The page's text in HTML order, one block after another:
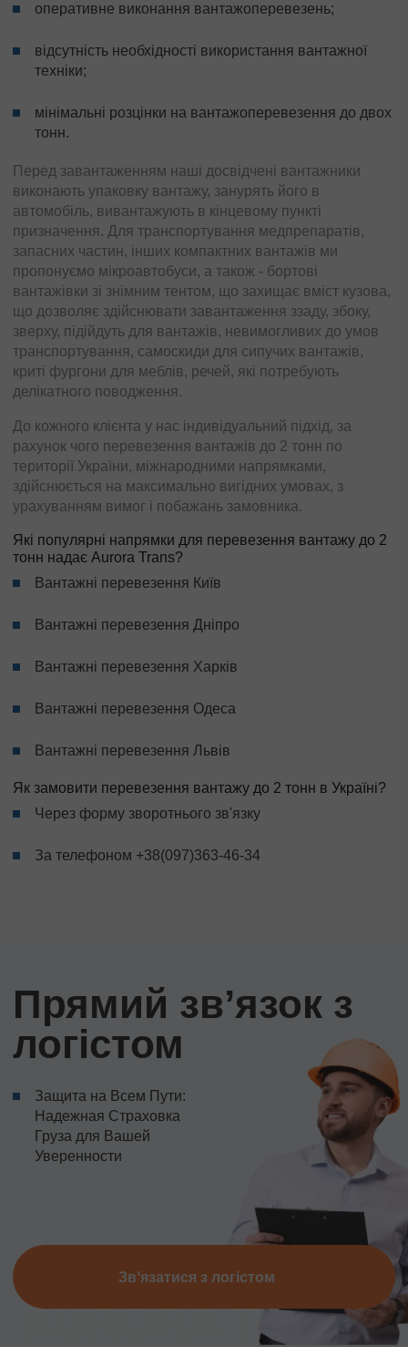
оперативне виконання вантажоперевезень;
відсутність необхідності використання вантажної
техніки;
мінімальні розцінки на вантажоперевезення до двох
тонн.
Перед завантаженням наші досвідчені вантажники
виконають упаковку вантажу, занурять його в
автомобіль, вивантажують в кінцевому пункті
призначення. Для транспортування медпрепаратів,
запасних частин, інших компактних вантажів ми
пропонуємо мікроавтобуси, а також - бортові
вантажівки зі знімним тентом, що захищає вміст кузова,
що дозволяє здійснювати завантаження ззаду, збоку,
зверху, підійдуть для вантажів, невимогливих до умов
транспортування, самоскиди для сипучих вантажів,
криті фургони для меблів, речей, які потребують
делікатного поводження.
До кожного клієнта у нас індивідуальний підхід, за
рахунок чого перевезення вантажів до 2 тонн по
території України, міжнародними напрямками,
здійснюється на максимально вигідних умовах, з
урахуванням вимог і побажань замовника.
Які популярні напрямки для перевезення вантажу до 2
тонн надає Aurora Trans?
Вантажні перевезення Київ
Вантажні перевезення Дніпро
Вантажні перевезення Харків
Вантажні перевезення Одеса
Вантажні перевезення Львів
Як замовити перевезення вантажу до 2 тонн в Україні?
Через форму зворотнього зв'язку
За телефоном +38(097)363-46-34
Прямий звʼязок з
логістом
Защита на Всем Пути:
Надежная Страховка
Груза для Вашей
Уверенности
Звʼязатися з логістом